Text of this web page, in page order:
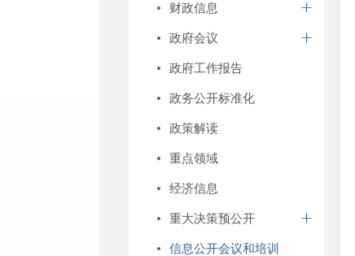
财政信息
政府会议
政府工作报告
政务公开标准化
政策解读
重点领域
经济信息
重大决策预公开
信息公开会议和培训